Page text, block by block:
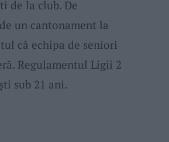
de la club. De
un cantonament la
că echipa de seniori
Regulamentul Ligii 2
sub 21 ani.